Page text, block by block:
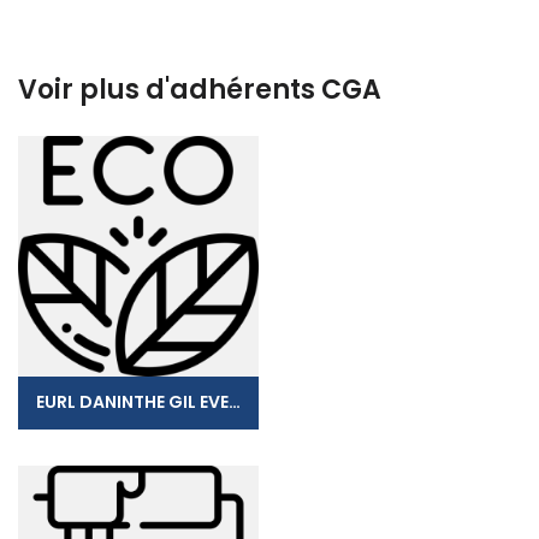
Voir plus d'adhérents CGA
EURL DANINTHE GIL EVENS BUSINESS GROUP